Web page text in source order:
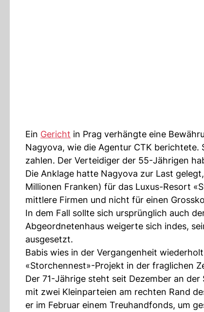
Ein Gericht in Prag verhängte eine
Nagyova, wie die Agentur CTK berichtete.
zahlen. Der Verteidiger der 55-Jährigen
Die Anklage hatte Nagyova zur Last
Millionen Franken) für das Luxus-Resort
mittlere Firmen und nicht für einen
In dem Fall sollte sich ursprünglich auch
Abgeordnetenhaus weigerte sich indes,
ausgesetzt.
Babis wies in der Vergangenheit
«Storchennest»-Projekt in der fraglichen
Der 71-Jährige steht seit Dezember an der
mit zwei Kleinparteien am rechten Rand
er im Februar einem Treuhandfonds, um